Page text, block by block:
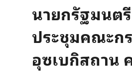
นายกรัฐมนต
ประชุมคณะก
อุซเบกิสถาน